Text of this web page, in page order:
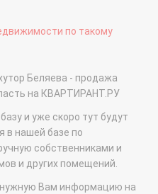
по такому
Беляева - продажа
на КВАРТИРАНТ.РУ
и уже скоро тут будут
в нашей базе по
собственниками и
и других помещений.
Вам информацию на